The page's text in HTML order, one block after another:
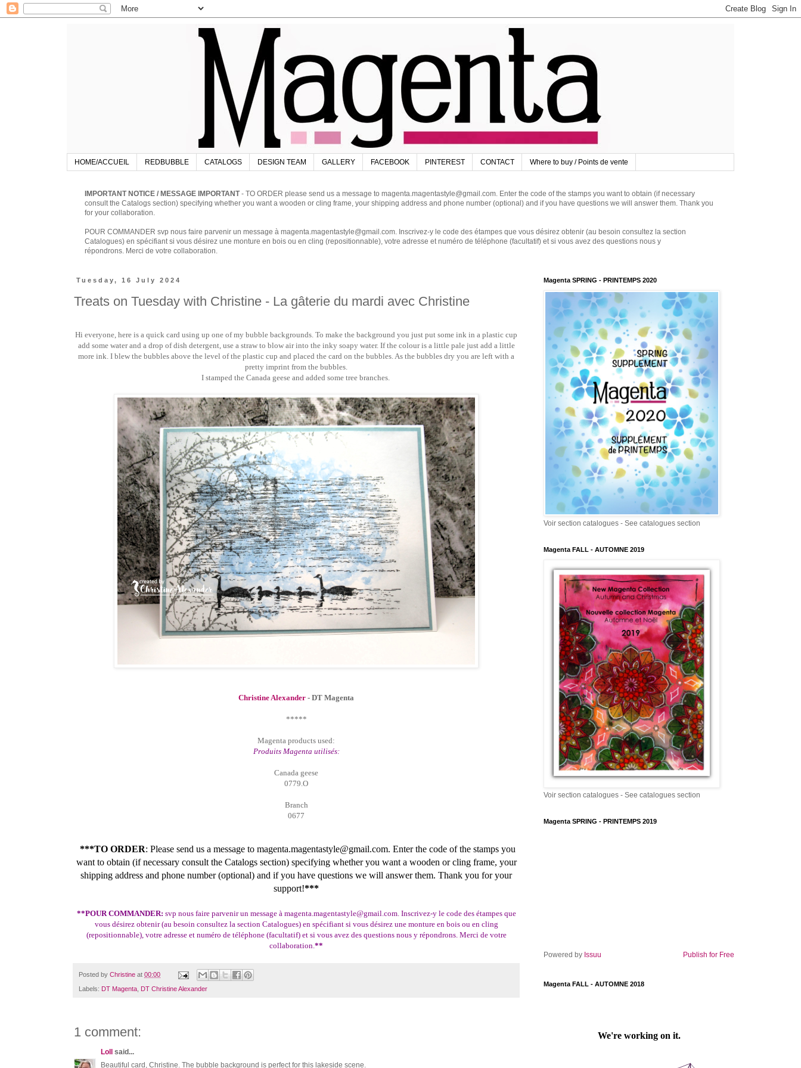
HOME/ACCUEIL REDBUBBLE CATALOGS DESIGN TEAM GALLERY FACEBOOK PINTEREST CONTACT Where to buy / Points de vente
IMPORTANT NOTICE / MESSAGE IMPORTANT- TO ORDER please send us a message to magenta.magentastyle@gmail.com. Enter the code of the stamps you want to obtain (if necessary
consult the Catalogs section) specifying whether you want a wooden or cling frame, your shipping address and phone number (optional) and if you have questions we will answer them. Thank you
for your collaboration.
POUR COMMANDER svp nous faire parvenir un message à magenta.magentastyle@gmail.com. Inscrivez-y le code des étampes que vous désirez obtenir (au besoin consultez la section
Catalogues) en spécifiant si vous désirez une monture en bois ou en cling (repositionnable), votre adresse et numéro de téléphone (facultatif) et si vous avez des questions nous y
répondrons. Merci de votre collaboration.
Tuesday, 16 July 2024
Treats on Tuesday with Christine - La gâterie du mardi avec Christine
Hi everyone, here is a quick card using up one of my bubble backgrounds. To make the background you just put some ink in a plastic cup
add some water and a drop of dish detergent, use a straw to blow air into the inky soapy water. If the colour is a little pale just add a little
more ink. I blew the bubbles above the level of the plastic cup and placed the card on the bubbles. As the bubbles dry you are left with a
pretty imprint from the bubbles.
I stamped the Canada geese and added some tree branches.
Christine Alexander - DT Magenta
*****
Magenta products used:
Produits Magenta utilisés:
Canada geese
0779.O
Branch
0677
***TO ORDER: Please send us a message to magenta.magentastyle@gmail.com. Enter the code of the stamps you
want to obtain (if necessary consult the Catalogs section) specifying whether you want a wooden or cling frame, your
shipping address and phone number (optional) and if you have questions we will answer them. Thank you for your
support!***
**POUR COMMANDER: svp nous faire parvenir un message à magenta.magentastyle@gmail.com. Inscrivez-y le code des étampes que
vous désirez obtenir (au besoin consultez la section Catalogues) en spécifiant si vous désirez une monture en bois ou en cling
(repositionnable), votre adresse et numéro de téléphone (facultatif) et si vous avez des questions nous y répondrons. Merci de votre
collaboration.**
Posted by Christine at 00:00
Labels: DT Magenta, DT Christine Alexander
1 comment:
Loll
said...
Beautiful card, Christine. The bubble background is perfect for this lakeside scene.
Magenta SPRING - PRINTEMPS 2020
Voir section catalogues - See catalogues section
Magenta FALL - AUTOMNE 2019
Voir section catalogues - See catalogues section
Magenta SPRING - PRINTEMPS 2019
Powered by Issuu Publish for Free
Magenta FALL - AUTOMNE 2018